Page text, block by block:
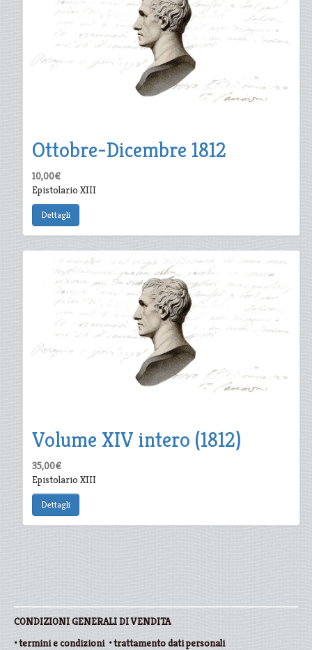
Ottobre-Dicembre 1812
10,00€
Epistolario XIII
Dettagli
Volume XIV intero (1812)
35,00€
Epistolario XIII
Dettagli
CONDIZIONI GENERALI DI VENDITA
•termini e condizioni•trattamento dati personali